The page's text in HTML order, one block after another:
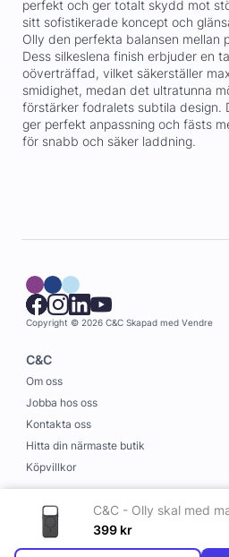
399 kr
perfekt och ger totalt skydd mot
sitt sofistikerade koncept och
Olly den perfekta balansen mellan
Dess silkeslena finish erbjuder en
oöverträffad, vilket säkerställer
smidighet, medan det ultratunna
förstärker fodralets subtila design.
ger perfekt anpassning och fästs
för snabb och säker laddning.
Copyright © 2026 C&C Skapad med Vendre
C&C
Om oss
Jobba hos oss
Kontakta oss
Hitta din närmaste butik
Köpvillkor
Information
Leverans och betalning
Cookies